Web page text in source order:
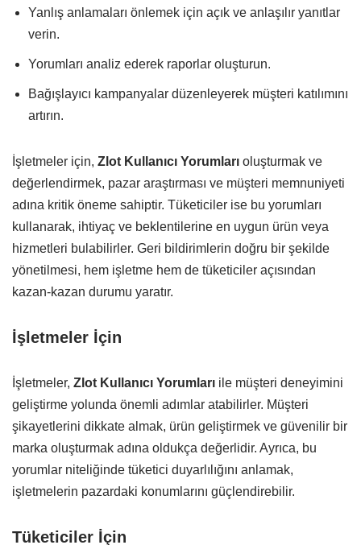
Yanlış anlamaları önlemek için açık ve anlaşılır yanıtlar
verin.
Yorumları analiz ederek raporlar oluşturun.
Bağışlayıcı kampanyalar düzenleyerek müşteri katılımını
artırın.
İşletmeler için, Zlot Kullanıcı Yorumları oluşturmak ve
değerlendirmek, pazar araştırması ve müşteri memnuniyeti
adına kritik öneme sahiptir. Tüketiciler ise bu yorumları
kullanarak, ihtiyaç ve beklentilerine en uygun ürün veya
hizmetleri bulabilirler. Geri bildirimlerin doğru bir şekilde
yönetilmesi, hem işletme hem de tüketiciler açısından
kazan-kazan durumu yaratır.
İşletmeler İçin
İşletmeler, Zlot Kullanıcı Yorumları ile müşteri deneyimini
geliştirme yolunda önemli adımlar atabilirler. Müşteri
şikayetlerini dikkate almak, ürün geliştirmek ve güvenilir bir
marka oluşturmak adına oldukça değerlidir. Ayrıca, bu
yorumlar niteliğinde tüketici duyarlılığını anlamak,
işletmelerin pazardaki konumlarını güçlendirebilir.
Tüketiciler İçin